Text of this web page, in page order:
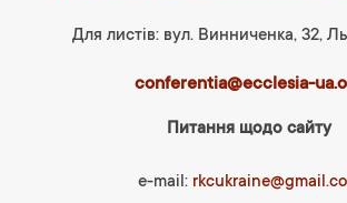
Для листів: вул. Винниченка, 32,
conferentia@ecclesia-
Питання щодо сайту
e-mail: